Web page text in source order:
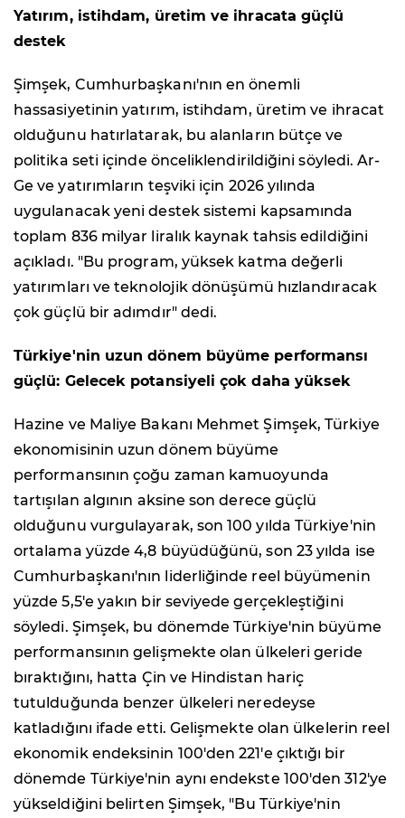
Yatırım, istihdam, üretim ve ihracata güçlü
destek
Şimşek, Cumhurbaşkanı'nın en önemli
hassasiyetinin yatırım, istihdam, üretim ve ihracat
olduğunu hatırlatarak, bu alanların bütçe ve
politika seti içinde önceliklendirildiğini söyledi. Ar-
Ge ve yatırımların teşviki için 2026 yılında
uygulanacak yeni destek sistemi kapsamında
toplam 836 milyar liralık kaynak tahsis edildiğini
açıkladı. "Bu program, yüksek katma değerli
yatırımları ve teknolojik dönüşümü hızlandıracak
çok güçlü bir adımdır" dedi.
Türkiye'nin uzun dönem büyüme performansı
güçlü: Gelecek potansiyeli çok daha yüksek
Hazine ve Maliye Bakanı Mehmet Şimşek, Türkiye
ekonomisinin uzun dönem büyüme
performansının çoğu zaman kamuoyunda
tartışılan algının aksine son derece güçlü
olduğunu vurgulayarak, son 100 yılda Türkiye'nin
ortalama yüzde 4,8 büyüdüğünü, son 23 yılda ise
Cumhurbaşkanı'nın liderliğinde reel büyümenin
yüzde 5,5'e yakın bir seviyede gerçekleştiğini
söyledi. Şimşek, bu dönemde Türkiye'nin büyüme
performansının gelişmekte olan ülkeleri geride
bıraktığını, hatta Çin ve Hindistan hariç
tutulduğunda benzer ülkeleri neredeyse
katladığını ifade etti. Gelişmekte olan ülkelerin reel
ekonomik endeksinin 100'den 221'e çıktığı bir
dönemde Türkiye'nin aynı endekste 100'den 312'ye
yükseldiğini belirten Şimşek, "Bu Türkiye'nin